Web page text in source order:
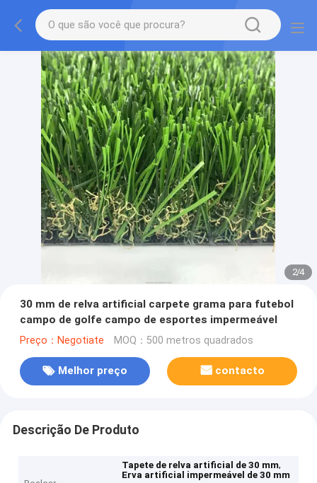
2/4
30 mm de relva artificial carpete grama para futebol
campo de golfe campo de esportes impermeável
Preço：Negotiate MOQ：500 metros quadrados
Melhor preço contacto
Descrição De Produto
Tapete de relva artificial de 30 mm,
Erva artificial impermeável de 30 mm